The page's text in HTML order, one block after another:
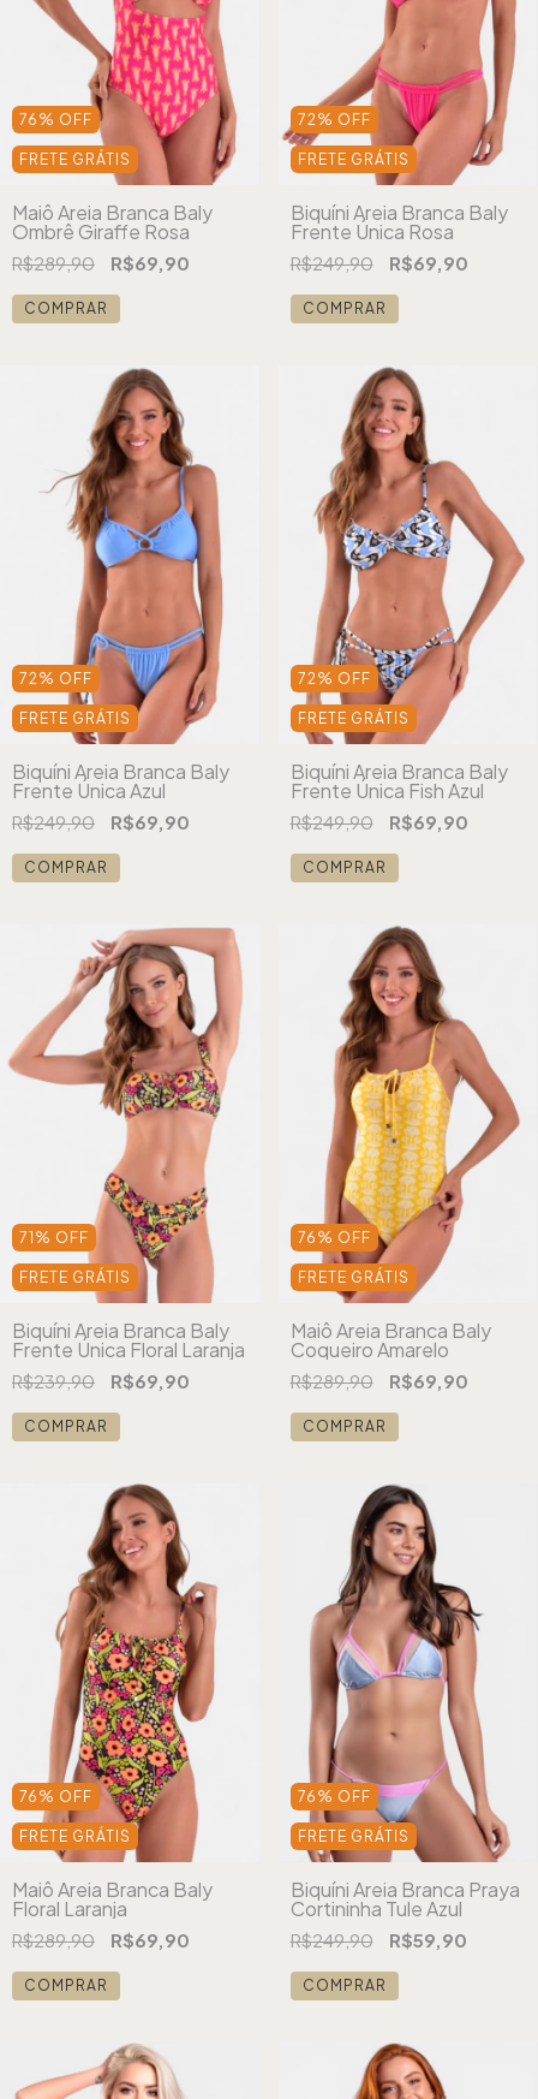
76 % OFF
FRETE GRÁTIS
Maiô Areia Branca Baly
Ombrê Giraffe Rosa
R$289,90 R$69,90
COMPRAR
72% OFF
FRETE GRÁTIS
Biquíni Areia Branca Baly
Frente Única Rosa
R$249,90 R$69,90
COMPRAR
72% OFF
FRETE GRÁTIS
Biquíni Areia Branca Baly
Frente Única Azul
R$249,90 R$69,90
COMPRAR
72% OFF
FRETE GRÁTIS
Biquíni Areia Branca Baly
Frente Única Fish Azul
R$249,90 R$69,90
COMPRAR
71 % OFF
FRETE GRÁTIS
Biquíni Areia Branca Baly
Frente Única Floral Laranja
R$239,90 R$69,90
COMPRAR
76 % OFF
FRETE GRÁTIS
Maiô Areia Branca Baly
Coqueiro Amarelo
R$289,90 R$69,90
COMPRAR
76 % OFF
FRETE GRÁTIS
Maiô Areia Branca Baly
Floral Laranja
R$289,90 R$69,90
COMPRAR
76 % OFF
FRETE GRÁTIS
Biquíni Areia Branca Praya
Cortininha Tule Azul
R$249,90 R$59,90
COMPRAR